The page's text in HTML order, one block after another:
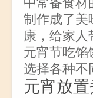
制作成了
康，给家
元宵节吃
选择各种不
元宵放